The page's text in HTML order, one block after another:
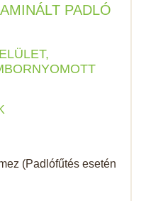
PADLÓ
(Padlófűtés esetén